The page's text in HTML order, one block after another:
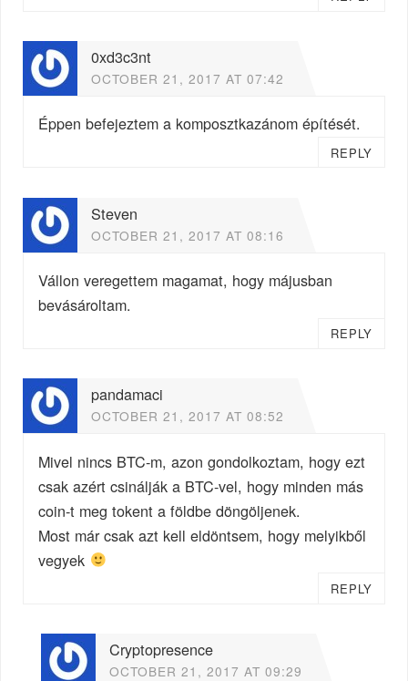
0xd3c3nt
OCTOBER 21, 2017 AT 07:42
Éppen befejeztem a komposztkazánom építését.
REPLY
Steven
OCTOBER 21, 2017 AT 08:16
Vállon veregettem magamat, hogy májusban
bevásároltam.
REPLY
pandamaci
OCTOBER 21, 2017 AT 08:52
Mivel nincs BTC-m, azon gondolkoztam, hogy ezt
csak azért csinálják a BTC-vel, hogy minden más
coin-t meg tokent a földbe döngöljenek.
Most már csak azt kell eldöntsem, hogy melyikből
vegyek
REPLY
Cryptopresence
OCTOBER 21, 2017 AT 09:29